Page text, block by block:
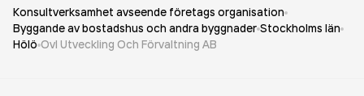
Konsultverksamhet avseende företags organisation
Byggande av bostadshus och andra byggnader Stockholms län
Hölö Ovl Utveckling Och Förvaltning AB